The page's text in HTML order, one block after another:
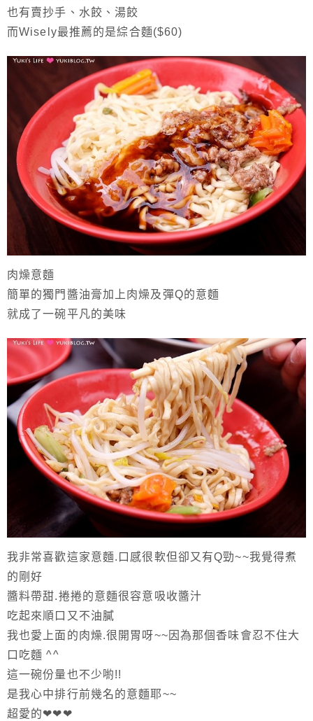
也有賣抄手、水餃、湯餃
而Wisely最推薦的是綜合麵($60)
肉燥意麵
簡單的獨門醬油膏加上肉燥及彈Q的意麵
就成了一碗平凡的美味
我非常喜歡這家意麵.口感很軟但卻又有Q勁~~我覺得煮
的剛好
醬料帶甜.捲捲的意麵很容意吸收醬汁
吃起來順口又不油膩
我也愛上面的肉燥.很開胃呀~~因為那個香味會忍不住大
口吃麵 ^^
這一碗份量也不少喲!!
是我心中排行前幾名的意麵耶~~
超愛的❤❤❤